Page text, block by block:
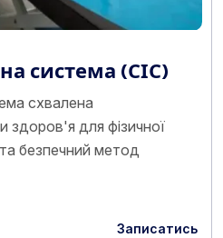
система (СІС)
схвалена
здоров'я для фізичної
безпечний метод
Записатись